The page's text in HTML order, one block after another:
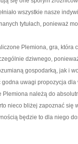
wszystkie nasze
tytułach, ponieważ
Plemiona, gra, która
dziwnego,
gospodarką, jak i
uwagi propozycja dla
należą do
nieco bliżej zapoznać się
będzie to dla niego